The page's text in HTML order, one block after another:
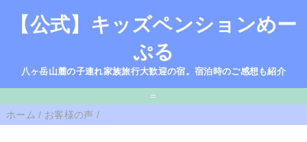
【公式】キッズペンションめー
ぷる
八ヶ岳山麓の子連れ家族旅行大歓迎の宿。宿泊時のご感想も紹介
=
ホーム / お客様の声 /